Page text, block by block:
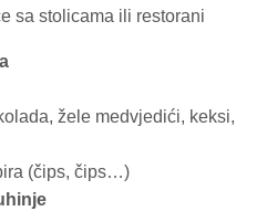
sa stolicama ili restorani
žele medvjedići, keksi,
(čips, čips…)